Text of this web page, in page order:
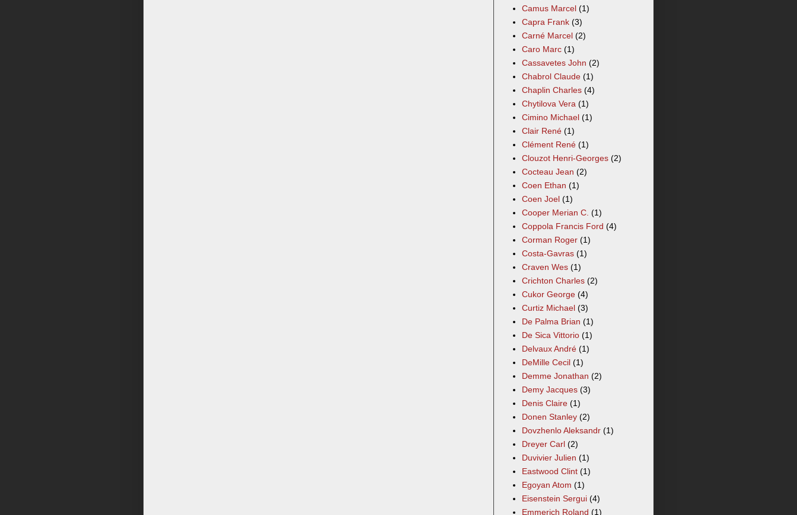
Camus Marcel (1)
Capra Frank (3)
Carné Marcel (2)
Caro Marc (1)
Cassavetes John (2)
Chabrol Claude (1)
Chaplin Charles (4)
Chytilova Vera (1)
Cimino Michael (1)
Clair René (1)
Clément René (1)
Clouzot Henri-Georges (2)
Cocteau Jean (2)
Coen Ethan (1)
Coen Joel (1)
Cooper Merian C. (1)
Coppola Francis Ford (4)
Corman Roger (1)
Costa-Gavras (1)
Craven Wes (1)
Crichton Charles (2)
Cukor George (4)
Curtiz Michael (3)
De Palma Brian (1)
De Sica Vittorio (1)
Delvaux André (1)
DeMille Cecil (1)
Demme Jonathan (2)
Demy Jacques (3)
Denis Claire (1)
Donen Stanley (2)
Dovzhenlo Aleksandr (1)
Dreyer Carl (2)
Duvivier Julien (1)
Eastwood Clint (1)
Egoyan Atom (1)
Eisenstein Sergui (4)
Emmerich Roland (1)